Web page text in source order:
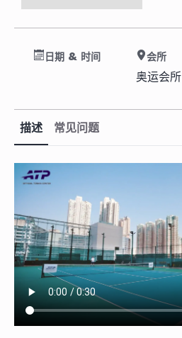
日期 & 时间 会所
奥运会所
描述 常见问题